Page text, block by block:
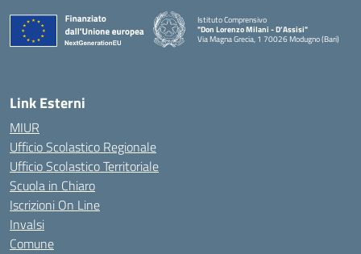
Istituto Comprensivo
"Don Lorenzo Milani - D’Assisi"
Via Magna Grecia, 1 70026 Modugno (Bari)
— Visita la pagina iniziale della scuola
Link Esterni
MIUR
Ufficio Scolastico Regionale
Ufficio Scolastico Territoriale
Scuola in Chiaro
Iscrizioni On Line
Invalsi
Comune